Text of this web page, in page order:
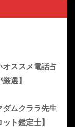
オススメ電話占
選】
ダムクララ先生
ト鑑定士】